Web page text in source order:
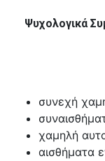
Ψυχολογικά
συνεχή
χαμηλή
αισθήματα